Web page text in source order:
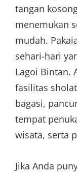
tangan
menemukan
mudah.
sehari-hari
Lagoi Bintan.
fasilitas
bagasi,
tempat
wisata, serta
Jika Anda